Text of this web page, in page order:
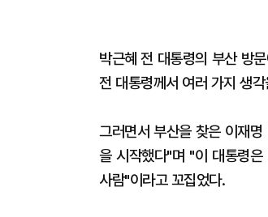
박근혜 전 대통령의 부산 방
전 대통령께서 여러 가지 생
그러면서 부산을 찾은 이재
을 시작했다"며 "이 대통령
사람"이라고 꼬집었다.